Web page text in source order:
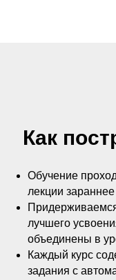
Как
Обучение
лекции
лучшего
объединены в
Каждый курс
задания с